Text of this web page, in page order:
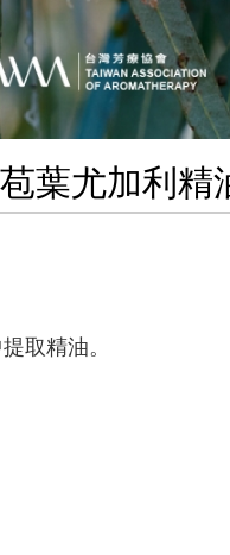
葉尤加利精
取精油。